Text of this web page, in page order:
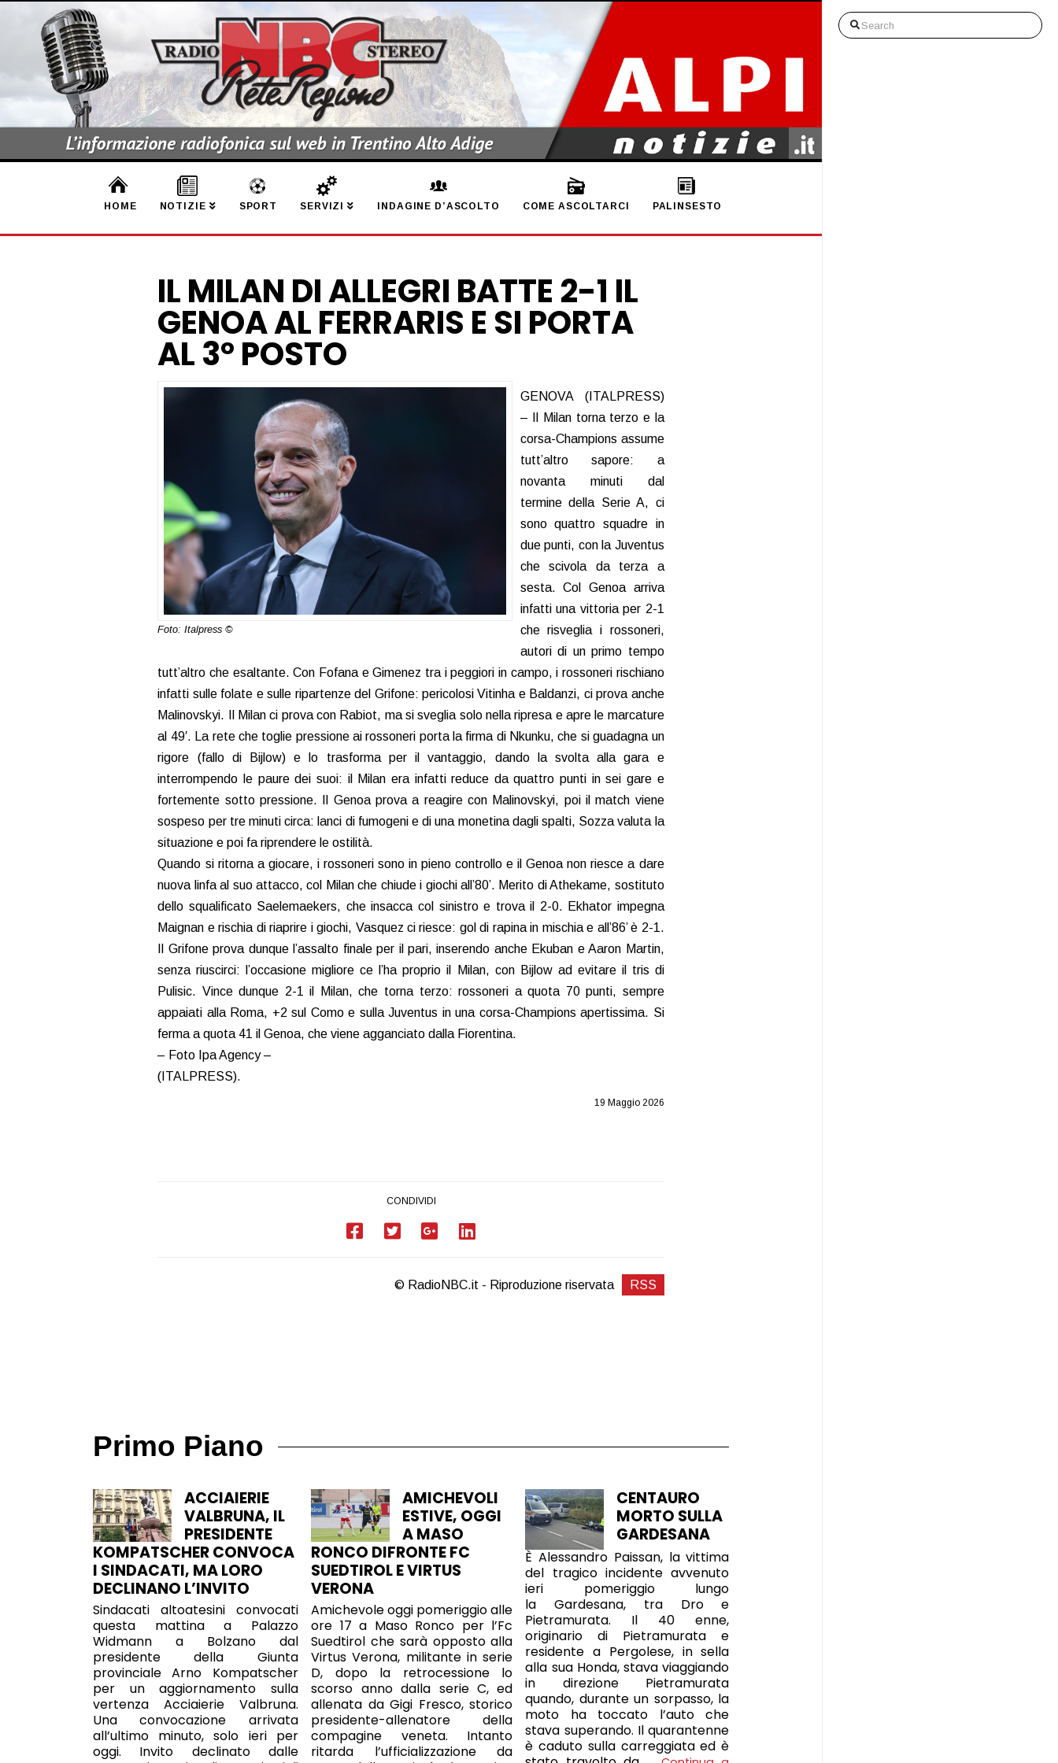
HOME NOTIZIE SPORT SERVIZI INDAGINE D’ASCOLTO COME ASCOLTARCI PALINSESTO
IL MILAN DI ALLEGRI BATTE 2-1 IL
GENOA AL FERRARIS E SI PORTA
AL 3° POSTO
Foto: Italpress ©
GENOVA (ITALPRESS)
– Il Milan torna terzo e la
corsa-Champions assume
tutt’altro sapore: a
novanta minuti dal
termine della Serie A, ci
sono quattro squadre in
due punti, con la Juventus
che scivola da terza a
sesta. Col Genoa arriva
infatti una vittoria per 2-1
che risveglia i rossoneri,
autori di un primo tempo
tutt’altro che esaltante. Con Fofana e Gimenez tra i peggiori in campo, i rossoneri rischiano
infatti sulle folate e sulle ripartenze del Grifone: pericolosi Vitinha e Baldanzi, ci prova anche
Malinovskyi. Il Milan ci prova con Rabiot, ma si sveglia solo nella ripresa e apre le marcature
al 49′. La rete che toglie pressione ai rossoneri porta la firma di Nkunku, che si guadagna un
rigore (fallo di Bijlow) e lo trasforma per il vantaggio, dando la svolta alla gara e
interrompendo le paure dei suoi: il Milan era infatti reduce da quattro punti in sei gare e
fortemente sotto pressione. Il Genoa prova a reagire con Malinovskyi, poi il match viene
sospeso per tre minuti circa: lanci di fumogeni e di una monetina dagli spalti, Sozza valuta la
situazione e poi fa riprendere le ostilità.
Quando si ritorna a giocare, i rossoneri sono in pieno controllo e il Genoa non riesce a dare
nuova linfa al suo attacco, col Milan che chiude i giochi all’80’. Merito di Athekame, sostituto
dello squalificato Saelemaekers, che insacca col sinistro e trova il 2-0. Ekhator impegna
Maignan e rischia di riaprire i giochi, Vasquez ci riesce: gol di rapina in mischia e all’86’ è 2-1.
Il Grifone prova dunque l’assalto finale per il pari, inserendo anche Ekuban e Aaron Martin,
senza riuscirci: l’occasione migliore ce l’ha proprio il Milan, con Bijlow ad evitare il tris di
Pulisic. Vince dunque 2-1 il Milan, che torna terzo: rossoneri a quota 70 punti, sempre
appaiati alla Roma, +2 sul Como e sulla Juventus in una corsa-Champions apertissima. Si
ferma a quota 41 il Genoa, che viene agganciato dalla Fiorentina.
– Foto Ipa Agency –
(ITALPRESS).
19 Maggio 2026
CONDIVIDI
© RadioNBC.it - Riproduzione riservata RSS
Primo Piano
ACCIAIERIE
VALBRUNA, IL
PRESIDENTE
KOMPATSCHER CONVOCA
I SINDACATI, MA LORO
DECLINANO L’INVITO
Sindacati altoatesini convocati
questa mattina a Palazzo
Widmann a Bolzano dal
presidente della Giunta
provinciale Arno Kompatscher
per un aggiornamento sulla
vertenza Acciaierie Valbruna.
Una convocazione arrivata
all’ultimo minuto, solo ieri per
oggi. Invito declinato dalle
AMICHEVOLI
ESTIVE, OGGI
A MASO
RONCO DIFRONTE FC
SUEDTIROL E VIRTUS
VERONA
Amichevole oggi pomeriggio alle
ore 17 a Maso Ronco per l’Fc
Suedtirol che sarà opposto alla
Virtus Verona, militante in serie
D, dopo la retrocessione lo
scorso anno dalla serie C, ed
allenata da Gigi Fresco, storico
presidente-allenatore della
compagine veneta. Intanto
ritarda l’ufficializzazione da
CENTAURO
MORTO SULLA
GARDESANA
È Alessandro Paissan, la vittima
del tragico incidente avvenuto
ieri pomeriggio lungo
la Gardesana, tra Dro e
Pietramurata. Il 40 enne,
originario di Pietramurata e
residente a Pergolese, in sella
alla sua Honda, stava viaggiando
in direzione Pietramurata
quando, durante un sorpasso, la
moto ha toccato l’auto che
stava superando. Il quarantenne
è caduto sulla carreggiata ed è
Search